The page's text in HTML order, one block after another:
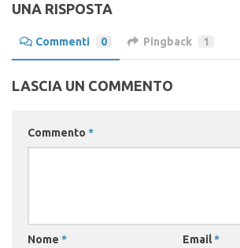
UNA RISPOSTA
Commenti 0 Pingback 1
LASCIA UN COMMENTO
Commento *
Nome * Email*